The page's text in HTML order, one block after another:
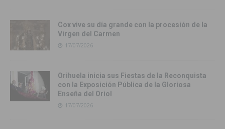
Cox vive su día grande con la procesión de la
Virgen del Carmen
17/07/2026
Orihuela inicia sus Fiestas de la Reconquista
con la Exposición Pública de la Gloriosa
Enseña del Oriol
17/07/2026